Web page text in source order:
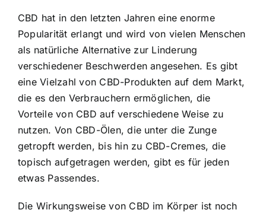
CBD hat in den letzten Jahren eine enorme
Popularität erlangt und wird von vielen Menschen
als natürliche Alternative zur Linderung
verschiedener Beschwerden angesehen. Es gibt
eine Vielzahl von CBD-Produkten auf dem Markt,
die es den Verbrauchern ermöglichen, die
Vorteile von CBD auf verschiedene Weise zu
nutzen. Von CBD-Ölen, die unter die Zunge
getropft werden, bis hin zu CBD-Cremes, die
topisch aufgetragen werden, gibt es für jeden
etwas Passendes.
Die Wirkungsweise von CBD im Körper ist noch